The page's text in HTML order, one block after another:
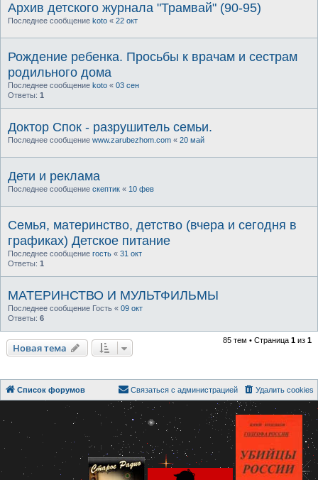
Архив детского журнала "Трамвай" (90-95)
Последнее сообщение koto « 22 окт
Рождение ребенка. Просьбы к врачам и сестрам
родильного дома
Последнее сообщение koto « 03 сен
Ответы: 1
Доктор Спок - разрушитель семьи.
Последнее сообщение www.zarubezhom.com « 20 май
Дети и реклама
Последнее сообщение скептик « 10 фев
Семья, материнство, детство (вчера и сегодня в
графиках) Детское питание
Последнее сообщение гость « 31 окт
Ответы: 1
МАТЕРИНСТВО И МУЛЬТФИЛЬМЫ
Последнее сообщение Гость « 09 окт
Ответы: 6
Новая тема
85 тем • Страница 1 из 1
Список форумов Удалить cookies
Связаться с администрацией